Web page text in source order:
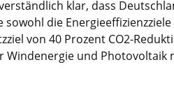
klar, dass
die
von 40 Prozent CO2-
und